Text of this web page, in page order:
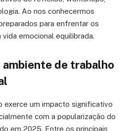
Ao nos conhecermos
para enfrentar os
emocional equilibrada.
de trabalho
exerce um impacto significativo
com a popularização do
em 2025. Entre os principais